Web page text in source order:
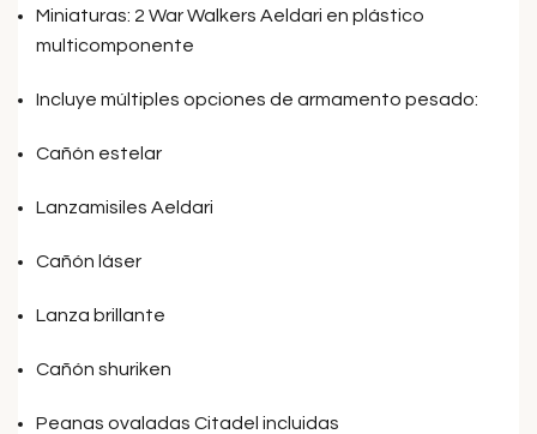
Miniaturas: 2 War Walkers Aeldari en plástico
multicomponente
Incluye múltiples opciones de armamento pesado:
Cañón estelar
Lanzamisiles Aeldari
Cañón láser
Lanza brillante
Cañón shuriken
Peanas ovaladas Citadel incluidas